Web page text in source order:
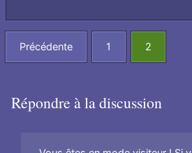
Précédente 1 2
Répondre à la discussion